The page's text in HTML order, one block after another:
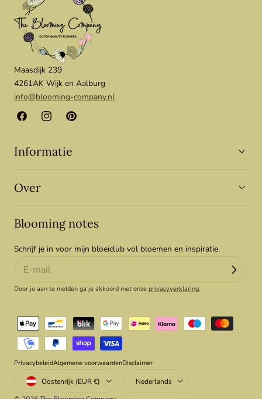
Maasdijk 239
4261AK Wijk en Aalburg
info@blooming-company.nl
FacebookInstagramPinterest
Informatie
Over
Blooming notes
Schrijf je in voor mijn bloeiclub vol bloemen en inspiratie.
Door je aan te melden ga je akkoord met onze privacyverklaring.
Land/regio
Oostenrijk (EUR €)
Taal
Nederlands
Betaalmethoden
PrivacybeleidAlgemene voorwaardenDisclaimer